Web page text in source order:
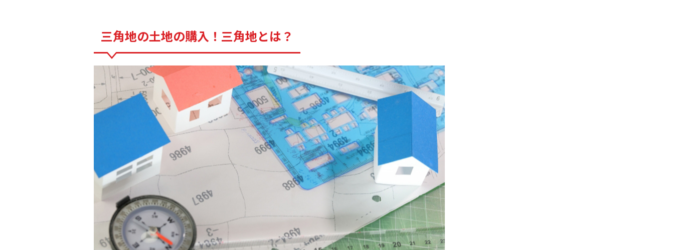
三角地の土地の購入！三角地とは？